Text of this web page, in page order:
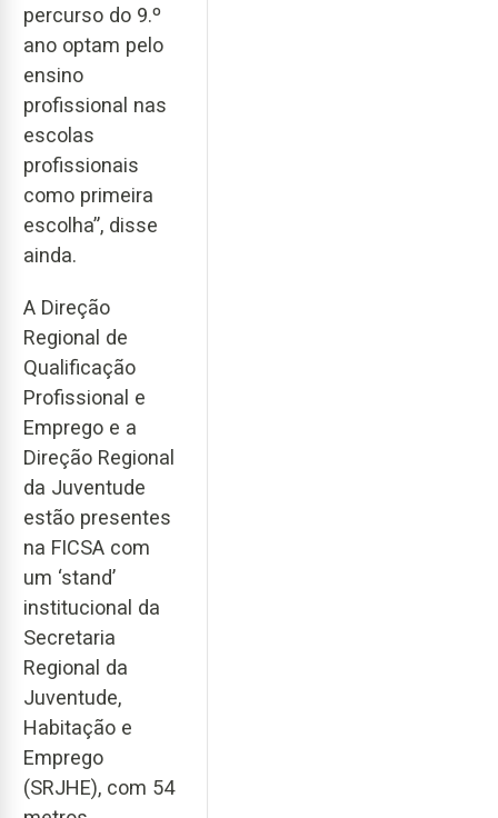
percurso do 9.º
ano optam pelo
ensino
profissional nas
escolas
profissionais
como primeira
escolha”, disse
ainda.
A Direção
Regional de
Qualificação
Profissional e
Emprego e a
Direção Regional
da Juventude
estão presentes
na FICSA com
um ‘stand’
institucional da
Secretaria
Regional da
Juventude,
Habitação e
Emprego
(SRJHE), com 54